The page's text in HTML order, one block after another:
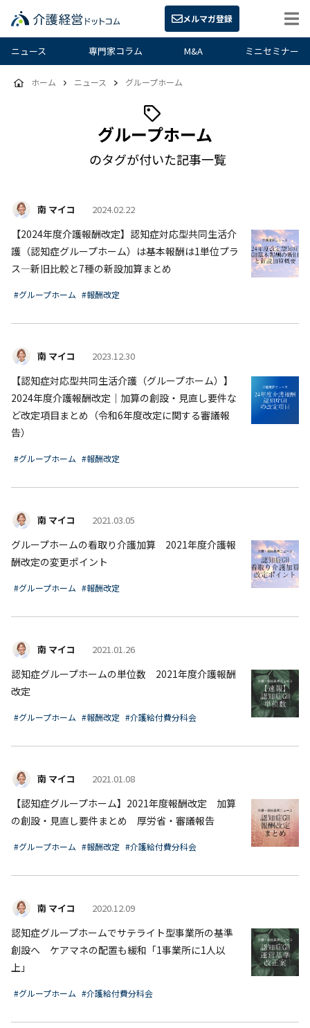
メルマガ登録
ニュース 専門家コラム M&A ミニセミナー
グループホーム
のタグが付いた記事一覧
ホーム ニュース グループホーム
南 マイコ 2024.02.22
【2024年度介護報酬改定】認知症対応型共同生活介
護（認知症グループホーム）は基本報酬は1単位プラ
ス―新旧比較と7種の新設加算まとめ
#グループホーム #報酬改定
南 マイコ 2023.12.30
【認知症対応型共同生活介護（グループホーム）】
2024年度介護報酬改定│加算の創設・見直し要件な
ど改定項目まとめ（令和6年度改定に関する審議報
告）
#グループホーム #報酬改定
南 マイコ 2021.03.05
グループホームの看取り介護加算 2021年度介護報
酬改定の変更ポイント
#グループホーム #報酬改定
南 マイコ 2021.01.26
認知症グループホームの単位数 2021年度介護報酬
改定
#グループホーム #報酬改定 #介護給付費分科会
南 マイコ 2021.01.08
【認知症グループホーム】2021年度報酬改定 加算
の創設・見直し要件まとめ 厚労省・審議報告
#グループホーム #報酬改定 #介護給付費分科会
南 マイコ 2020.12.09
認知症グループホームでサテライト型事業所の基準
創設へ ケアマネの配置も緩和「1事業所に1人以
上」
#グループホーム #介護給付費分科会